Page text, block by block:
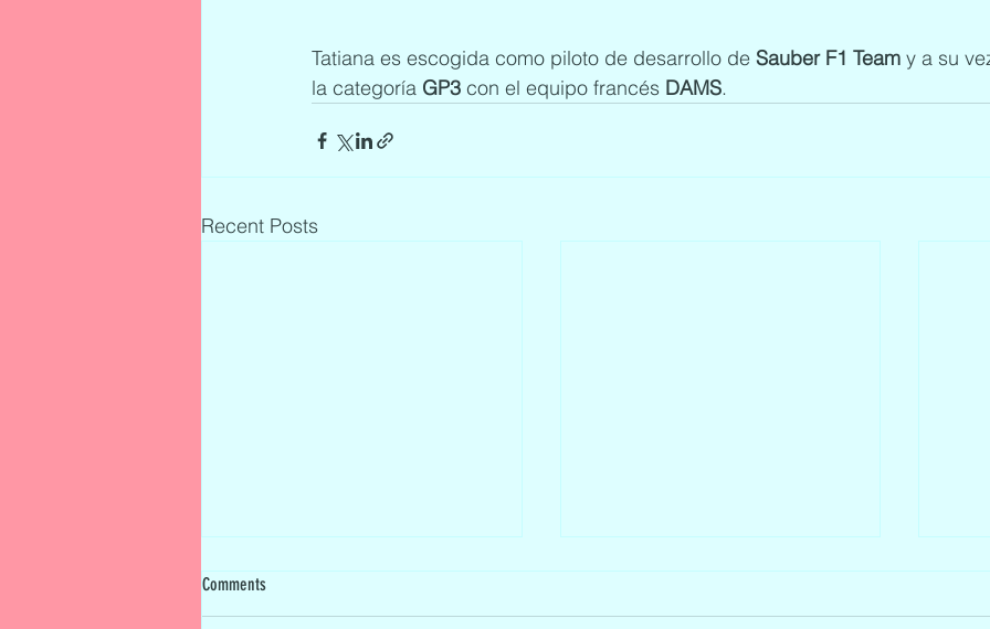
Tatiana es escogida como piloto de desarrollo de Sauber F1 Team y a su
la categoría GP3 con el equipo francés DAMS.
Recent Posts
Comments